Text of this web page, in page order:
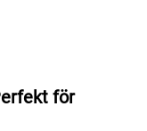
för